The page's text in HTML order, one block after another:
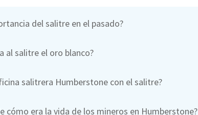
del salitre en el pasado?
al salitre el oro blanco?
salitrera Humberstone con el salitre?
cómo era la vida de los mineros en Humberstone?